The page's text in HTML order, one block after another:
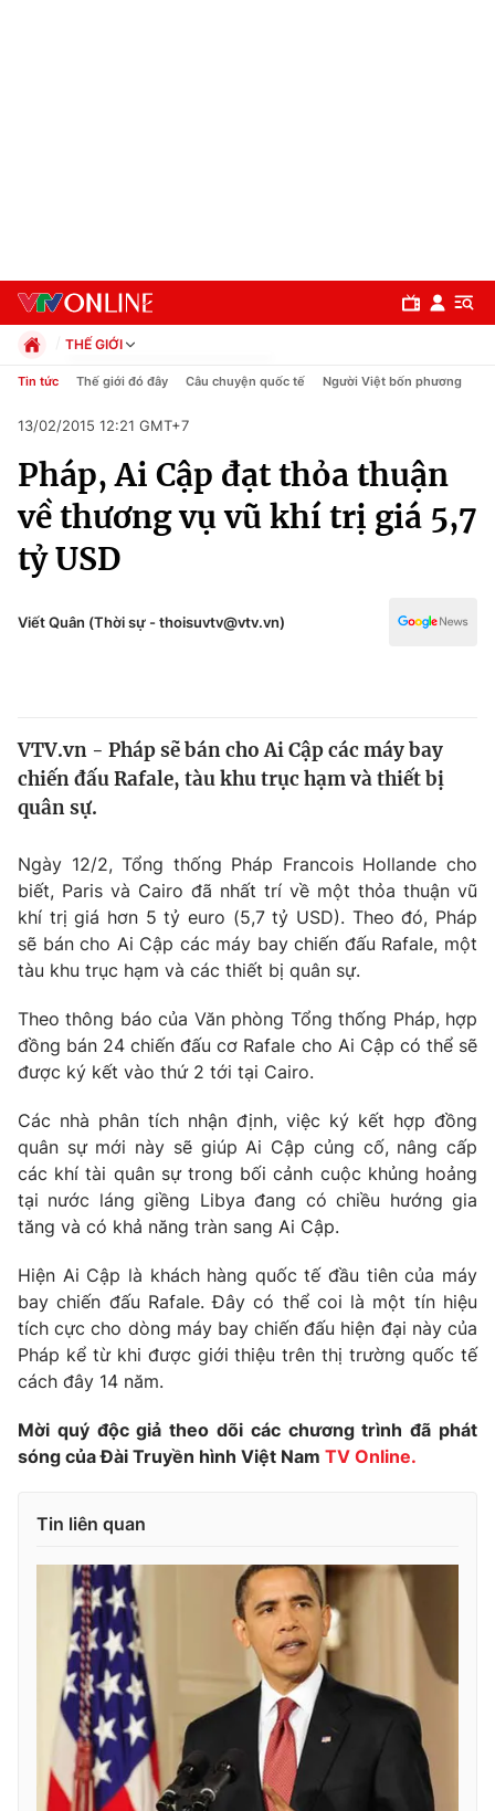
Chuyên mục
Chính trị
Xã hội
Pháp luật
Thế giới
Tin tức
Câu chuyện quốc tế
Kinh tế
Tài chính
Thị trường
Góc doanh nghiệp
Dữ liệu và đời sống
Truyền hình
Hậu trường
Nhân vật
Khán giả
Giải sao mai
Giải trí
Điện ảnh
Sao
Đời sống
Du lịch
Làm đẹp
Chất lượng cuộc sống
Giáo dục
Tuyển sinh
Học trực tuyến
Công nghệ
Sản phẩm
Thị trường
Tư vấn
Giao lưu trực tuyến
Lịch phát sóng
Emagazine Podcast
Photo
Shorts video
VTV Money VTV Thể thao
VTV Sức khoẻ Bất động sản
Thị trường 24h Tấm lòng Việt
THẾ GIỚI
Chính trị
Pháp luật
Kinh tế
Thể thao
Truyền hình
Văn hóa - Giải trí
Công nghệ
Tin tức Thế giới đó đây Câu chuyện quốc tế Người Việt bốn phương
13/02/2015 12:21 GMT+7
Pháp, Ai Cập đạt thỏa thuận
về thương vụ vũ khí trị giá 5,7
tỷ USD
Viết Quân (Thời sự - thoisuvtv@vtv.vn)
VTV.vn - Pháp sẽ bán cho Ai Cập các máy bay
chiến đấu Rafale, tàu khu trục hạm và thiết bị
quân sự.
Ngày 12/2, Tổng thống Pháp Francois Hollande cho
biết, Paris và Cairo đã nhất trí về một thỏa thuận vũ
khí trị giá hơn 5 tỷ euro (5,7 tỷ USD). Theo đó, Pháp
sẽ bán cho Ai Cập các máy bay chiến đấu Rafale, một
tàu khu trục hạm và các thiết bị quân sự.
Theo thông báo của Văn phòng Tổng thống Pháp, hợp
đồng bán 24 chiến đấu cơ Rafale cho Ai Cập có thể sẽ
được ký kết vào thứ 2 tới tại Cairo.
Các nhà phân tích nhận định, việc ký kết hợp đồng
quân sự mới này sẽ giúp Ai Cập củng cố, nâng cấp
các khí tài quân sự trong bối cảnh cuộc khủng hoảng
tại nước láng giềng Libya đang có chiều hướng gia
tăng và có khả năng tràn sang Ai Cập.
Hiện Ai Cập là khách hàng quốc tế đầu tiên của máy
bay chiến đấu Rafale. Đây có thể coi là một tín hiệu
tích cực cho dòng máy bay chiến đấu hiện đại này của
Pháp kể từ khi được giới thiệu trên thị trường quốc tế
cách đây 14 năm.
Mời quý độc giả theo dõi các chương trình đã phát
sóng của Đài Truyền hình Việt Nam TV Online.
Tin liên quan